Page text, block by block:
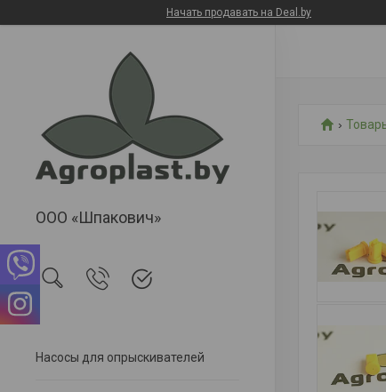
Начать продавать на Deal.by
ООО «Шпакович»
Насосы для опрыскивателей